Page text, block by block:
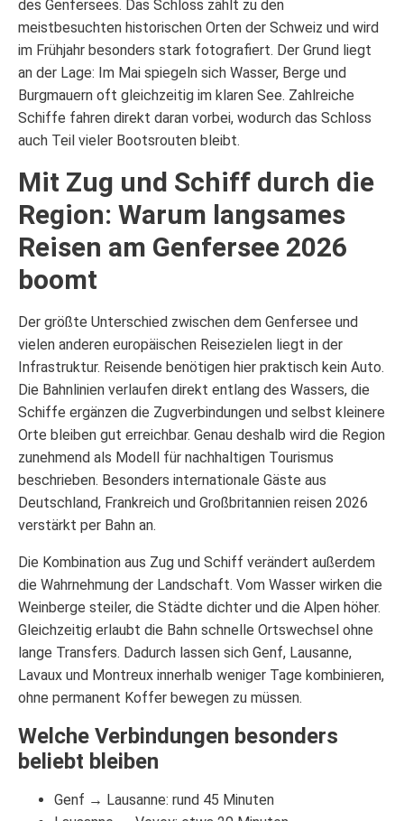
des Genfersees. Das Schloss zählt zu den
meistbesuchten historischen Orten der Schweiz und wird
im Frühjahr besonders stark fotografiert. Der Grund liegt
an der Lage: Im Mai spiegeln sich Wasser, Berge und
Burgmauern oft gleichzeitig im klaren See. Zahlreiche
Schiffe fahren direkt daran vorbei, wodurch das Schloss
auch Teil vieler Bootsrouten bleibt.
Mit Zug und Schiff durch die
Region: Warum langsames
Reisen am Genfersee 2026
boomt
Der größte Unterschied zwischen dem Genfersee und
vielen anderen europäischen Reisezielen liegt in der
Infrastruktur. Reisende benötigen hier praktisch kein Auto.
Die Bahnlinien verlaufen direkt entlang des Wassers, die
Schiffe ergänzen die Zugverbindungen und selbst kleinere
Orte bleiben gut erreichbar. Genau deshalb wird die Region
zunehmend als Modell für nachhaltigen Tourismus
beschrieben. Besonders internationale Gäste aus
Deutschland, Frankreich und Großbritannien reisen 2026
verstärkt per Bahn an.
Die Kombination aus Zug und Schiff verändert außerdem
die Wahrnehmung der Landschaft. Vom Wasser wirken die
Weinberge steiler, die Städte dichter und die Alpen höher.
Gleichzeitig erlaubt die Bahn schnelle Ortswechsel ohne
lange Transfers. Dadurch lassen sich Genf, Lausanne,
Lavaux und Montreux innerhalb weniger Tage kombinieren,
ohne permanent Koffer bewegen zu müssen.
Welche Verbindungen besonders
beliebt bleiben
Genf → Lausanne: rund 45 Minuten